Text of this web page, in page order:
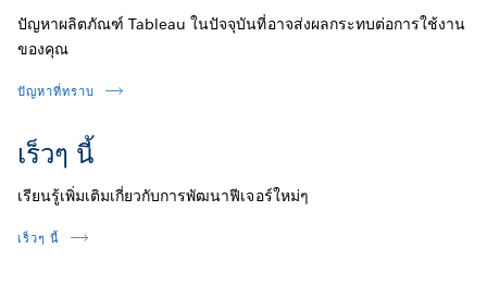
ปัญหาผลิตภัณฑ์ Tableau ในปัจจุบันที่อาจส่งผลกระทบต่อการใช้งาน
ของคุณ
ปัญหาที่ทราบ
เร็วๆ นี้
เรียนรู้เพิ่มเติมเกี่ยวกับการพัฒนาฟีเจอร์ใหม่ๆ
เร็วๆ นี้